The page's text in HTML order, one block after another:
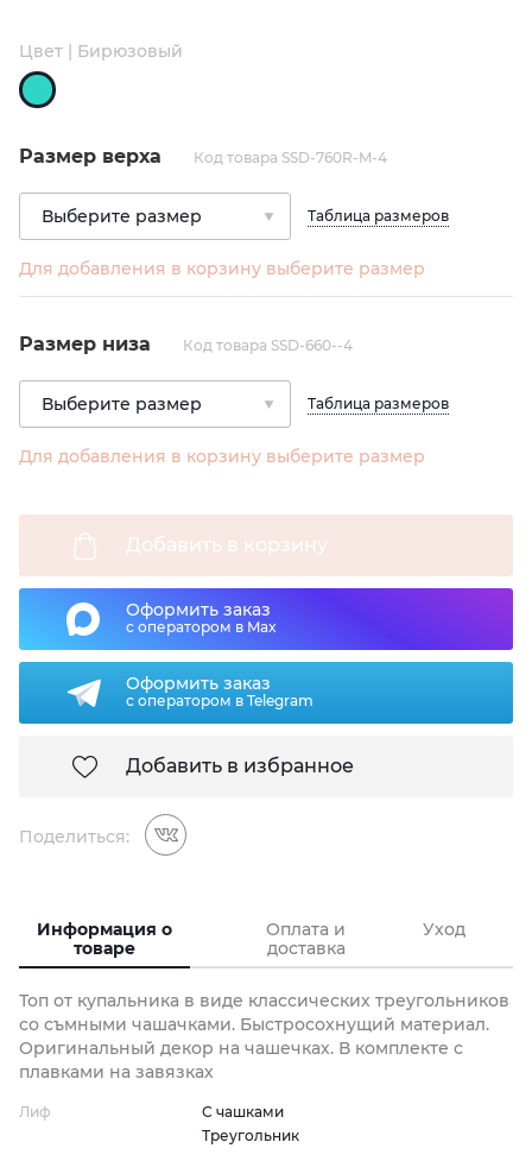
Цвет | Бирюзовый
Размер верха Код товара SSD-760R-M-4
Таблица размеров
Для добавления в корзину выберите размер
Размер низа Код товара SSD-660--4
Таблица размеров
Для добавления в корзину выберите размер
Добавить в корзину
Оформить заказ
с оператором в Max
Оформить заказ
с оператором в Telegram
Добавить в избранное
Поделиться:
Информация о
товаре
Оплата и
доставка
Уход
Топ от купальника в виде классических треугольников
со съмными чашачками. Быстросохнущий материал.
Оригинальный декор на чашечках. В комплекте с
плавками на завязках
Лиф
С чашками
Треугольник